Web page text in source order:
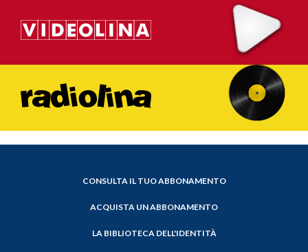
CONSULTA IL TUO ABBONAMENTO
ACQUISTA UN ABBONAMENTO
LA BIBLIOTECA DELL'IDENTITÀ